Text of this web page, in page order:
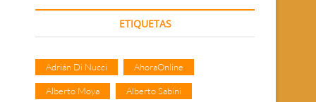
ETIQUETAS
Adrián Di Nucci AhoraOnline
Alberto Moya Alberto Sabini